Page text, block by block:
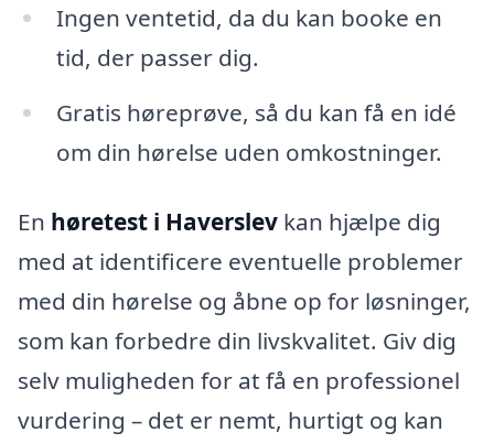
Ingen ventetid, da du kan booke en
tid, der passer dig.
Gratis høreprøve, så du kan få en idé
om din hørelse uden omkostninger.
En høretest i Haverslev kan hjælpe dig
med at identificere eventuelle problemer
med din hørelse og åbne op for løsninger,
som kan forbedre din livskvalitet. Giv dig
selv muligheden for at få en professionel
vurdering – det er nemt, hurtigt og kan